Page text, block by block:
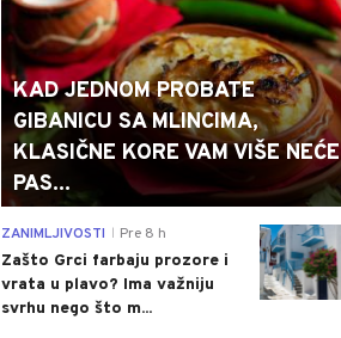
KAD JEDNOM PROBATE
GIBANICU SA MLINCIMA,
KLASIČNE KORE VAM VIŠE NEĆE
PAS...
ZANIMLJIVOSTI Pre 8 h
Zašto Grci farbaju prozore i
vrata u plavo? Ima važniju
svrhu nego što m...